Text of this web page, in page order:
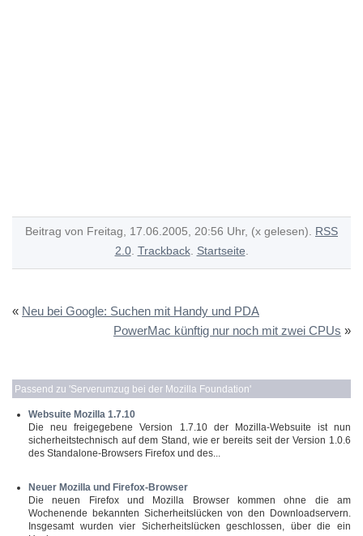
Beitrag von Freitag, 17.06.2005, 20:56 Uhr, (x gelesen). RSS
2.0. Trackback. Startseite.
« Neu bei Google: Suchen mit Handy und PDA
PowerMac künftig nur noch mit zwei CPUs »
Passend zu 'Serverumzug bei der Mozilla Foundation'
Websuite Mozilla 1.7.10
Die neu freigegebene Version 1.7.10 der Mozilla-Websuite ist nun
sicherheitstechnisch auf dem Stand, wie er bereits seit der Version 1.0.6
des Standalone-Browsers Firefox und des...
Neuer Mozilla und Firefox-Browser
Die neuen Firefox und Mozilla Browser kommen ohne die am
Wochenende bekannten Sicherheitslücken von den Downloadservern.
Insgesamt wurden vier Sicherheitslücken geschlossen, über die ein